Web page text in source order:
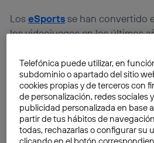
LoseSportsse han convertido
los videojuegos en los últimos
finalidad de presenciar a los
planeta.
En esta ocasión, hablamos del
los equipos más conocidos en
que ha creado la iniciativa
Telefónica puede utilizar, en
subdominio o apartado del sitio
cookies propias y de terceros con
de personalización, redes sociales
publicidad personalizada en base
partir de tus hábitos de
todas, rechazarlas o configurar su
clicando en el botón